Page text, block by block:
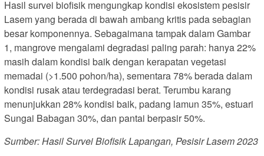
Hasil survei biofisik mengungkap kondisi ekosistem pesisir
Lasem yang berada di bawah ambang kritis pada sebagian
besar komponennya. Sebagaimana tampak dalam Gambar
1, mangrove mengalami degradasi paling parah: hanya 22%
masih dalam kondisi baik dengan kerapatan vegetasi
memadai (>1.500 pohon/ha), sementara 78% berada dalam
kondisi rusak atau terdegradasi berat. Terumbu karang
menunjukkan 28% kondisi baik, padang lamun 35%, estuari
Sungai Babagan 30%, dan pantai berpasir 50%.
Sumber: Hasil Survei Biofisik Lapangan, Pesisir Lasem 2023